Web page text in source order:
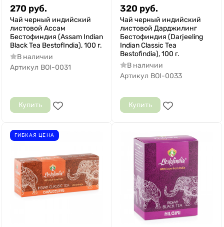
270 руб.
Чай черный индийский
листовой Ассам
Бестофиндия (Assam Indian
Black Tea BestofIndia), 100 г.
В наличии
Артикул BOI-0031
Купить
320 руб.
Чай черный индийский
листовой Дарджилинг
Бестофиндия (Darjeeling
Indian Classic Tea
Bestofindia), 100 г.
В наличии
Артикул BOI-0033
Купить
ГИБКАЯ ЦЕНА